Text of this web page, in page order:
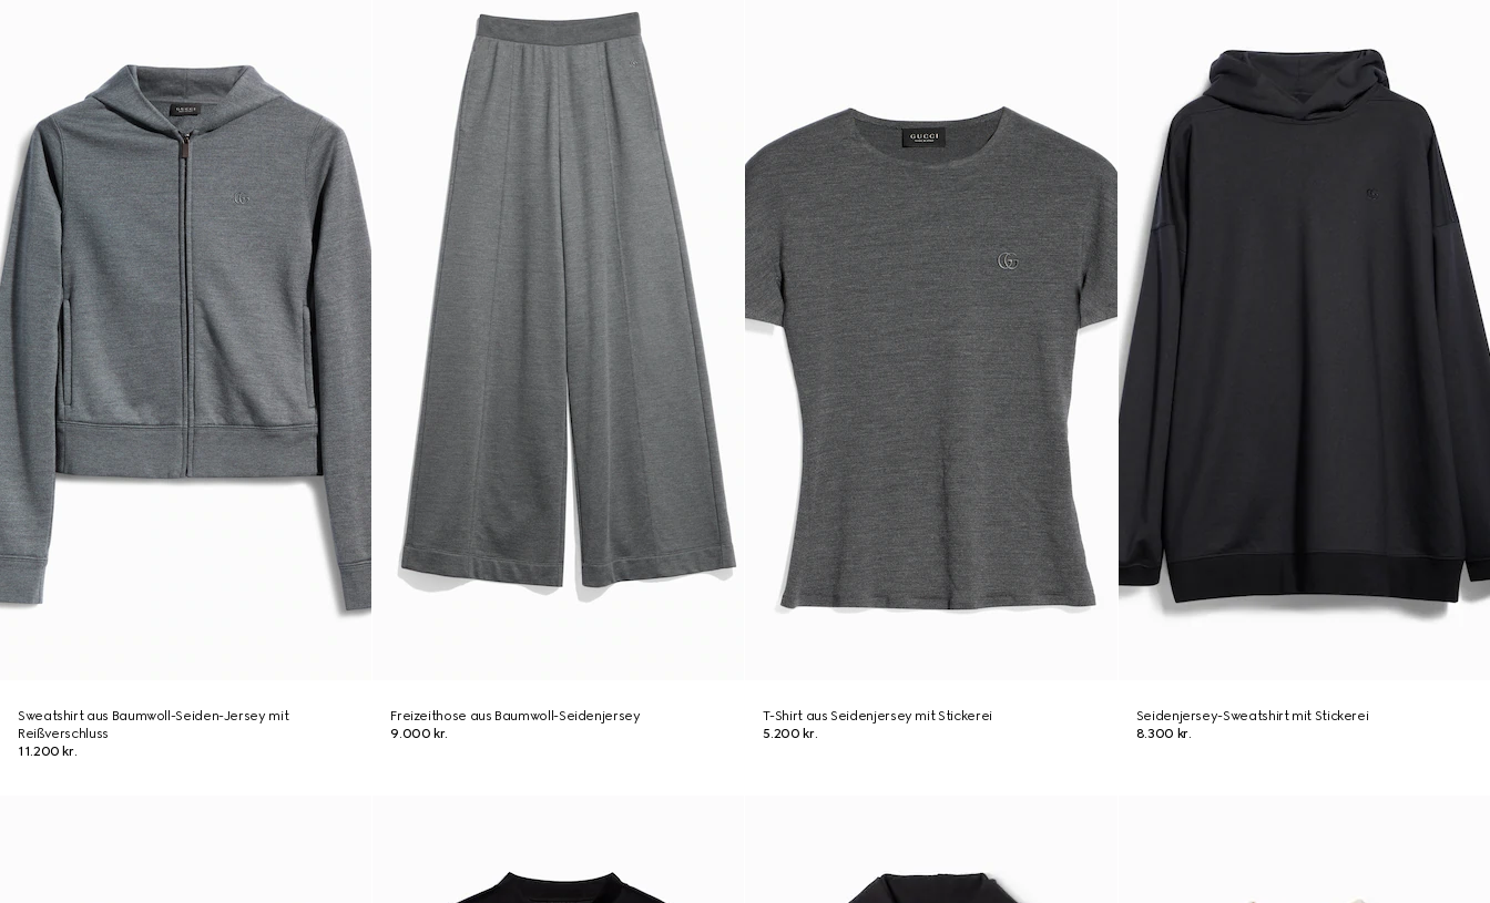
Sweatshirt aus Baumwoll-Seiden-Jersey mit
Reißverschluss
11.200 kr.
Freizeithose aus Baumwoll-Seidenjersey
9.000 kr.
T-Shirt aus Seidenjersey mit Stickerei
5.200 kr.
Seidenjersey-Sweatshirt mit Stickerei
8.300 kr.